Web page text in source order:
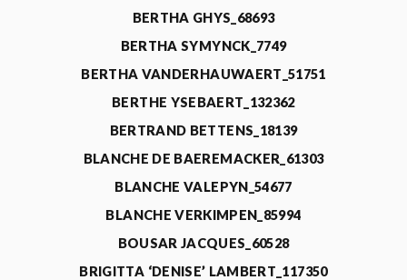
BERTHA GHYS_68693
BERTHA SYMYNCK_7749
BERTHA VANDERHAUWAERT_51751
BERTHE YSEBAERT_132362
BERTRAND BETTENS_18139
BLANCHE DE BAEREMACKER_61303
BLANCHE VALEPYN_54677
BLANCHE VERKIMPEN_85994
BOUSAR JACQUES_60528
BRIGITTA ‘DENISE’ LAMBERT_117350